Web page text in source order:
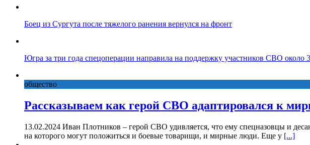
Боец из Сургута после тяжелого ранения вернулся на фронт
Югра за три года спецоперации направила на поддержку участников СВО около
общество
Рассказываем как герой СВО адаптировался к
13.02.2024 Иван Плотников – герой СВО удивляется, что ему спецназовцы и
на которого могут положиться и боевые товарищи, и мирные люди. Еще у [...]